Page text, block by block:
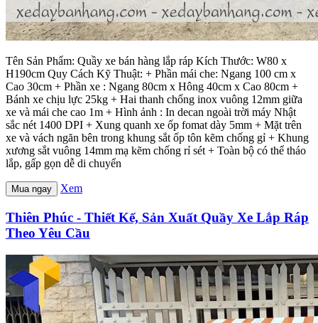
Tên Sản Phẩm: Quầy xe bán hàng lắp ráp Kích Thước: W80 x
H190cm Quy Cách Kỹ Thuật: + Phần mái che: Ngang 100 cm x
Cao 30cm + Phần xe : Ngang 80cm x Hông 40cm x Cao 80cm +
Bánh xe chịu lực 25kg + Hai thanh chống inox vuông 12mm giữa
xe và mái che cao 1m + Hình ảnh : In decan ngoài trời máy Nhật
sắc nét 1400 DPI + Xung quanh xe ốp fomat dày 5mm + Mặt trên
xe và vách ngăn bên trong khung sắt ốp tôn kẽm chống gỉ + Khung
xương sắt vuông 14mm mạ kẽm chống rỉ sét + Toàn bộ có thể tháo
lắp, gấp gọn dễ di chuyển
Mua ngay Xem
Thiên Phúc - Thiết Kế, Sản Xuất Quầy Xe Lắp Ráp
Theo Yêu Cầu